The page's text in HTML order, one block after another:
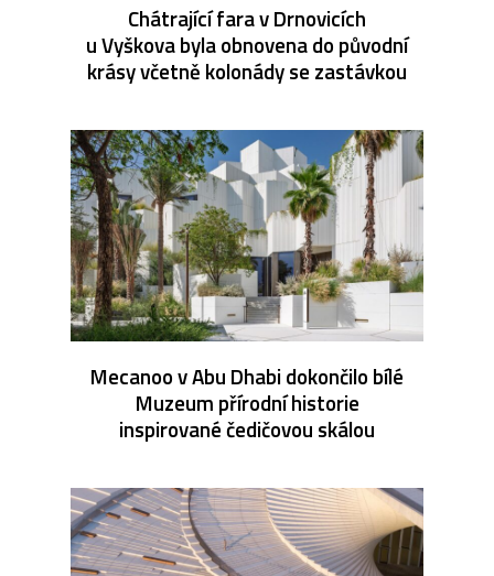
Chátrající fara v Drnovicích
u Vyškova byla obnovena do původní
krásy včetně kolonády se zastávkou
Mecanoo v Abu Dhabi dokončilo bílé
Muzeum přírodní historie
inspirované čedičovou skálou